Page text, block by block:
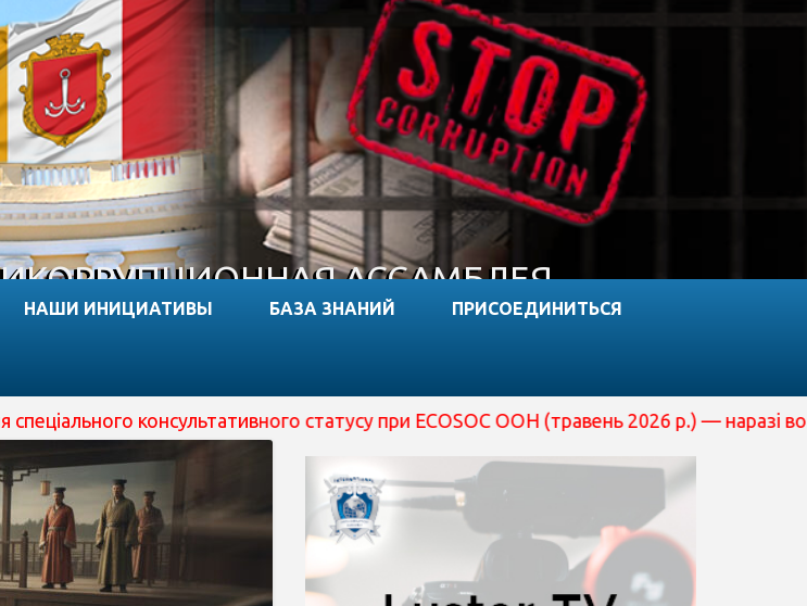
АССАМБЛЕЯ
НАШИ ИНИЦИАТИВЫ БАЗА ЗНАНИЙ ПРИСОЕДИНИТЬСЯ
консультативного статусу при ECOSOC ООН (травень 2026 р.) — наразі вона